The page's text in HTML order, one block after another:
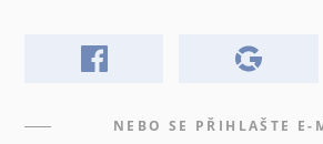
NEBO SE PŘIHLAŠTE E-